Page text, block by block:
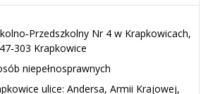
Nr 4 w Krapkowicach,
Krapkowice
niepełnosprawnych
ulice: Andersa, Armii Krajowej,